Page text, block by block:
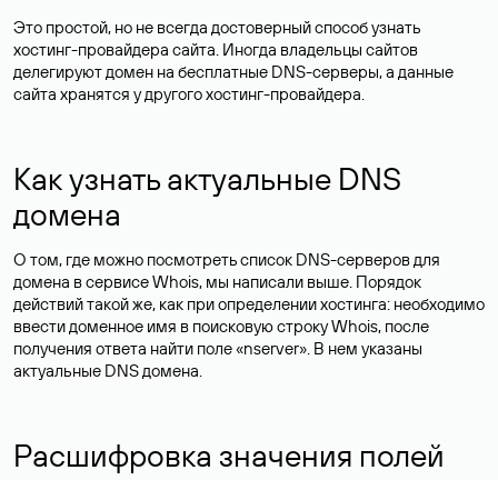
Это простой, но не всегда достоверный способ узнать
хостинг-провайдера сайта. Иногда владельцы сайтов
делегируют домен на бесплатные DNS-серверы, а данные
сайта хранятся у другого хостинг-провайдера.
Как узнать актуальные DNS
домена
О том, где можно посмотреть список DNS-серверов для
домена в сервисе Whois, мы написали выше. Порядок
действий такой же, как при определении хостинга: необходимо
ввести доменное имя в поисковую строку Whois, после
получения ответа найти поле «nserver». В нем указаны
актуальные DNS домена.
Расшифровка значения полей